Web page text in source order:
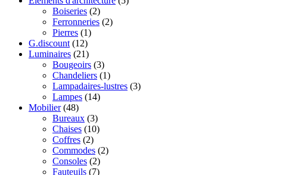
Boiseries (2)
Ferronneries (2)
Pierres (1)
G.discount (12)
Luminaires (21)
Bougeoirs (3)
Chandeliers (1)
Lampadaires-lustres (3)
Lampes (14)
Mobilier (48)
Bureaux (3)
Chaises (10)
Coffres (2)
Commodes (2)
Consoles (2)
Fauteuils (7)